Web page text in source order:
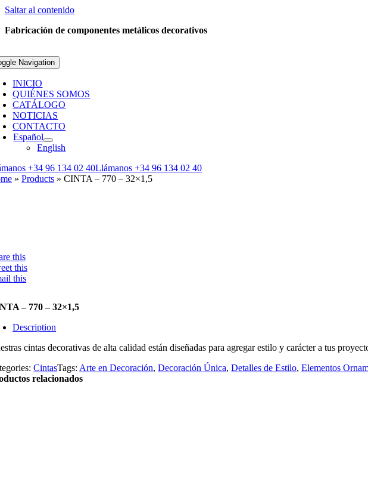
Saltar al contenido
Fabricación de componentes metálicos decorativos
Navigation
INICIO
QUIÉNES SOMOS
CATÁLOGO
NOTICIAS
CONTACTO
Español
English
+34 96 134 02 40Llámanos +34 96 134 02 40
»Products »CINTA – 770 – 32×1,5
this
this
this
– 770 – 32×1,5
Description
cintas decorativas de alta calidad están diseñadas para agregar estilo y carácter a tus
CintasTags: Arte en Decoración,Decoración Única,Detalles de Estilo,Elementos
relacionados